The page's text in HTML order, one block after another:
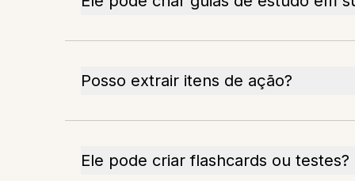
Posso extrair itens de ação?
Ele pode criar flashcards ou testes?